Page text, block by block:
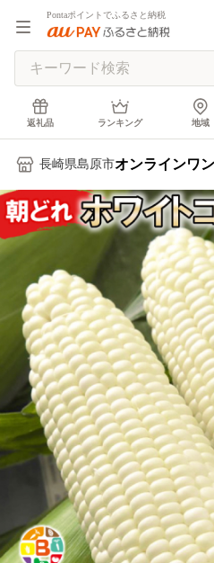
Pontaポイントでふるさと納税
返礼品 ランキング 地域
長崎県島原市オンラインワ